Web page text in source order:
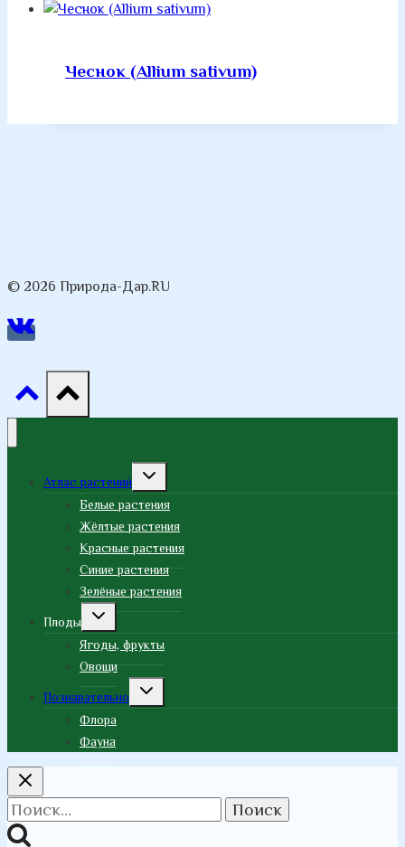
Чеснок (Allium sativum)
© 2026 Природа-Дар.RU
Атлас растений
Переключить
меню
Белые растения
Жёлтые растения
Красные растения
Синие растения
Зелёные растения
Плоды
Переключить
меню
Ягоды, фрукты
Овощи
Познавательно
Переключить
меню
Флора
Фауна
Найти: